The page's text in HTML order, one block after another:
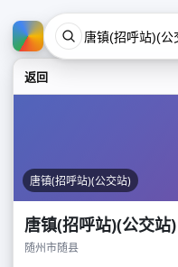
返回
唐镇(招呼站)(公交站)
唐镇(招呼站)(公交站)
随州市随县